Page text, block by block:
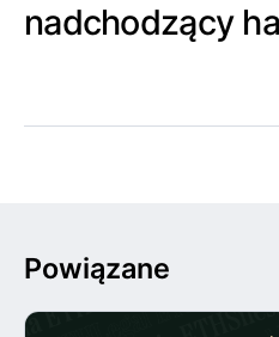
nadchodzący
Powiązane